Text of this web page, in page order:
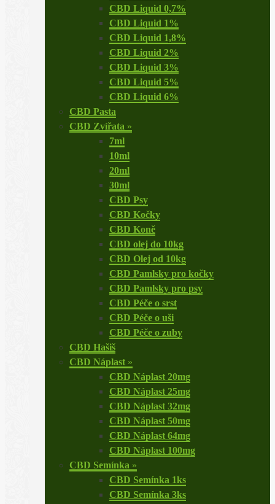
CBD Liquid 0,7%
CBD Liquid 1%
CBD Liquid 1,8%
CBD Liquid 2%
CBD Liquid 3%
CBD Liquid 5%
CBD Liquid 6%
CBD Pasta
CBD Zvířata »
7ml
10ml
20ml
30ml
CBD Psy
CBD Kočky
CBD Koně
CBD olej do 10kg
CBD Olej od 10kg
CBD Pamlsky pro kočky
CBD Pamlsky pro psy
CBD Péče o srst
CBD Péče o uši
CBD Péče o zuby
CBD Hašiš
CBD Náplast »
CBD Náplast 20mg
CBD Náplast 25mg
CBD Náplast 32mg
CBD Náplast 50mg
CBD Náplast 64mg
CBD Náplast 100mg
CBD Semínka »
CBD Semínka 1ks
CBD Semínka 3ks